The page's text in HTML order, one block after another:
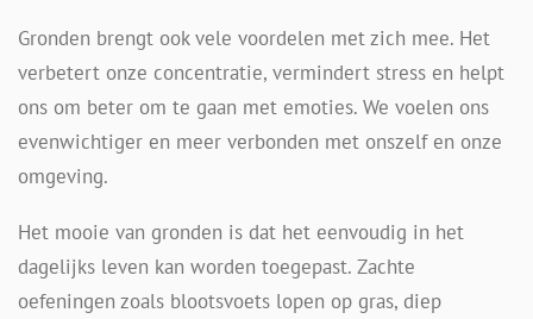
Gronden brengt ook vele voordelen met zich mee. Het
verbetert onze concentratie, vermindert stress en helpt
ons om beter om te gaan met emoties. We voelen ons
evenwichtiger en meer verbonden met onszelf en onze
omgeving.
Het mooie van gronden is dat het eenvoudig in het
dagelijks leven kan worden toegepast. Zachte
oefeningen zoals blootsvoets lopen op gras, diep